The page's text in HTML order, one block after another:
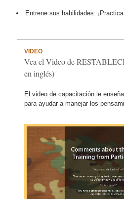
Entrene sus habilidades:
VIDEO
Vea el Video de
en inglés)
El video de capacitación le
para ayudar a manejar los